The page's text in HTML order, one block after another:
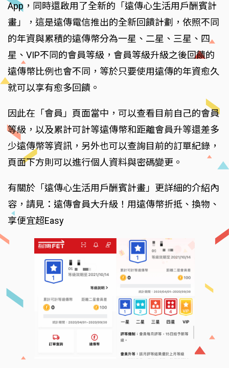
App，同時還啟用了全新的「遠傳心生活用戶酬賓計
畫」，這是遠傳電信推出的全新回饋計劃，依照不同
的年資與累積的遠傳幣分為一星、二星、三星、四
星、VIP不同的會員等級，會員等級升級之後回饋的
遠傳幣比例也會不同，等於只要使用遠傳的年資愈久
就可以享有愈多回饋。
因此在「會員」頁面當中，可以查看目前自己的會員
等級，以及累計可計等遠傳幣和距離會員升等還差多
少遠傳幣等資訊，另外也可以查詢目前的訂單紀錄，
頁面下方則可以進行個人資料與密碼變更。
有關於「遠傳心生活用戶酬賓計畫」更詳細的介紹內
容，請見：遠傳會員大升級！用遠傳幣折抵、換物、
享便宜超Easy